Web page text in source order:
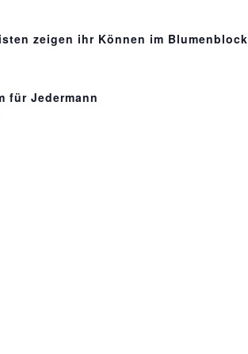
zeigen ihr Können im Blumenblock
für Jedermann